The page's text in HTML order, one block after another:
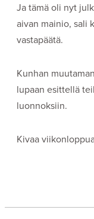
Ja tämä oli nyt
aivan mainio, sali
vastapäätä.
Kunhan
lupaan esittellä
luonnoksiin.
Kivaa